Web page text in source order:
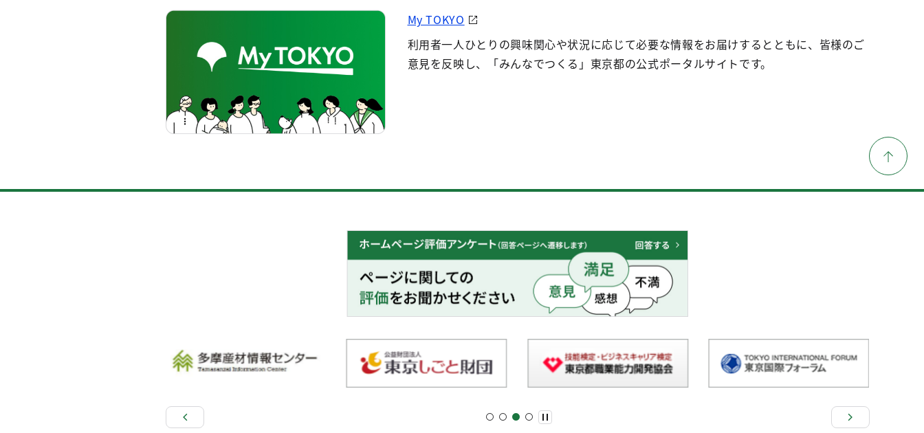
My TOKYO
利用者一人ひとりの興味関心や状況に応じて必要な情報をお届けするとともに、皆様のご
意見を反映し、「みんなでつくる」東京都の公式ポータルサイトです。